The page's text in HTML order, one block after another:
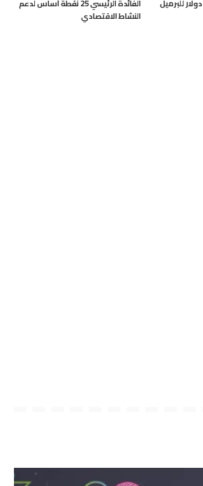
نفط عُمان يلامس 66.62 دولار للبرميل
الفائدة الرئيسي 25 نقطة أساس لدعم
النشاط الاقتصادي